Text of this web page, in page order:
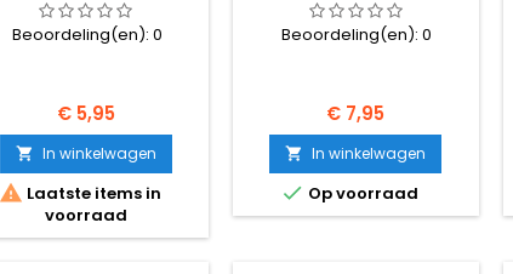
Beoordeling(en): 0
Prijs
€ 5,95
 In winkelwagen
 Laatste items in
voorraad
Beoordeling(en):0
Prijs
€ 7,95
 In winkelwagen
 Op voorraad